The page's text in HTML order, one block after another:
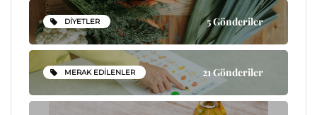
DIYETLER 5 Gönderiler
MERAK EDILENLER 21 Gönderiler